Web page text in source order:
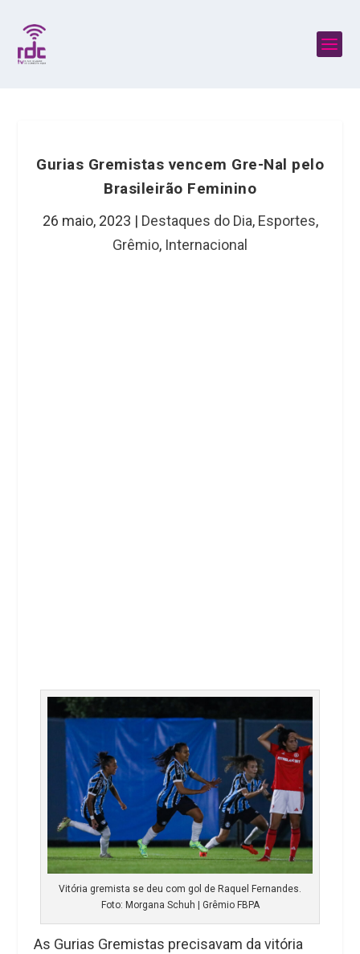
Gurias Gremistas vencem Gre-Nal pelo
Brasileirão Feminino
26 maio, 2023 | Destaques do Dia, Esportes,
Grêmio, Internacional
Vitória gremista se deu com gol de Raquel Fernandes.
Foto: Morgana Schuh | Grêmio FBPA
As Gurias Gremistas precisavam da vitória